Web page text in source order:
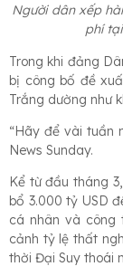
Người dân xếp
phí
Trong khi đảng
bị công bố đề
Trắng dường như
“Hãy để vài tuần
News Sunday.
Kể từ đầu tháng
bổ 3.000 tỷ USD
cá nhân và công
cảnh tỷ lệ thất
thời Đại Suy thoái